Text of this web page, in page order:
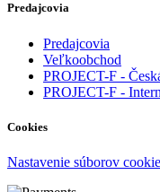
Predajcovia
Predajcovia
Veľkoobchod
PROJECT-F -
PROJECT-F -
Cookies
Nastavenie súborov